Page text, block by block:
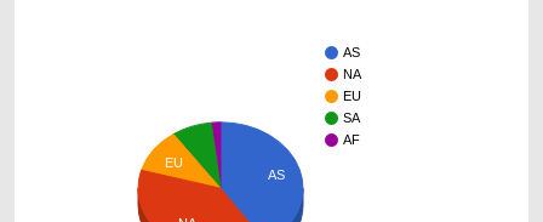
AS
NA
EU
SA
AF
AS
EU